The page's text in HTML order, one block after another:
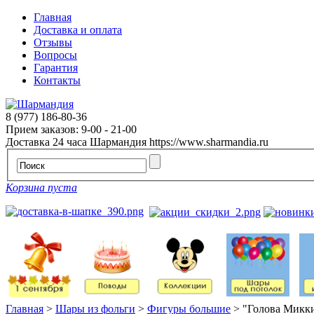
Главная
Доставка и оплата
Отзывы
Вопросы
Гарантия
Контакты
8 (977) 186-80-36
Прием заказов: 9-00 - 21-00
Доставка 24 часа Шармандия https://www.sharmandia.ru
Корзина пуста
Главная > Шары из фольги > Фигуры большие > "Голова